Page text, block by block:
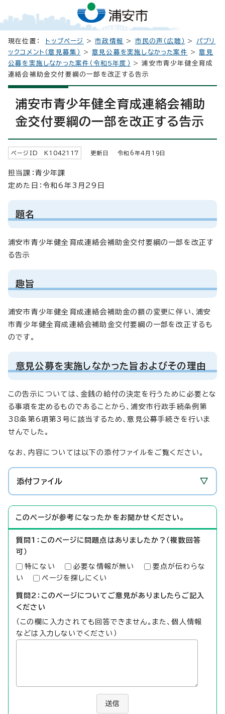
現在位置： トップページ >市政情報 > 市民の声（広聴） > パブリ
ックコメント（意見募集）
>意見公募を実施しなかった案件 >意見
公募を実施しなかった案件（令和5年度）
> 浦安市青少年健全育成
連絡会補助金交付要綱の一部を改正する告示
浦安市青少年健全育成連絡会補助
金交付要綱の一部を改正する告示
ページID K 1042117 更新日 令和6年4月 19 日
担当課：青少年課
定めた日：令和6年3月29日
題名
浦安市青少年健全育成連絡会補助金交付要綱の一部を改正す
る告示
趣旨
浦安市青少年健全育成連絡会補助金の額の変更に伴い、浦安
市青少年健全育成連絡会補助金交付要綱の一部を改正するも
のです。
意見公募を実施しなかった旨およびその理由
この告示については、金銭の給付の決定を行うために必要とな
る事項を定めるものであることから、浦安市行政手続条例第
38条第6項第3号に該当するため、意見公募手続きを行いま
せんでした。
なお、内容については以下の添付ファイルをご覧ください。
添付ファイル
このページが参考になったかをお聞かせください。
質問1：このページに問題点はありましたか？（複数回答
可）
特にない 必要な情報が無い
要点が伝わらな
い
ページを探しにくい
質問2：このページについてご意見がありましたらご記入
ください
（この欄に入力されても回答できません。また、個人情報
などは入力しないでください）
送信